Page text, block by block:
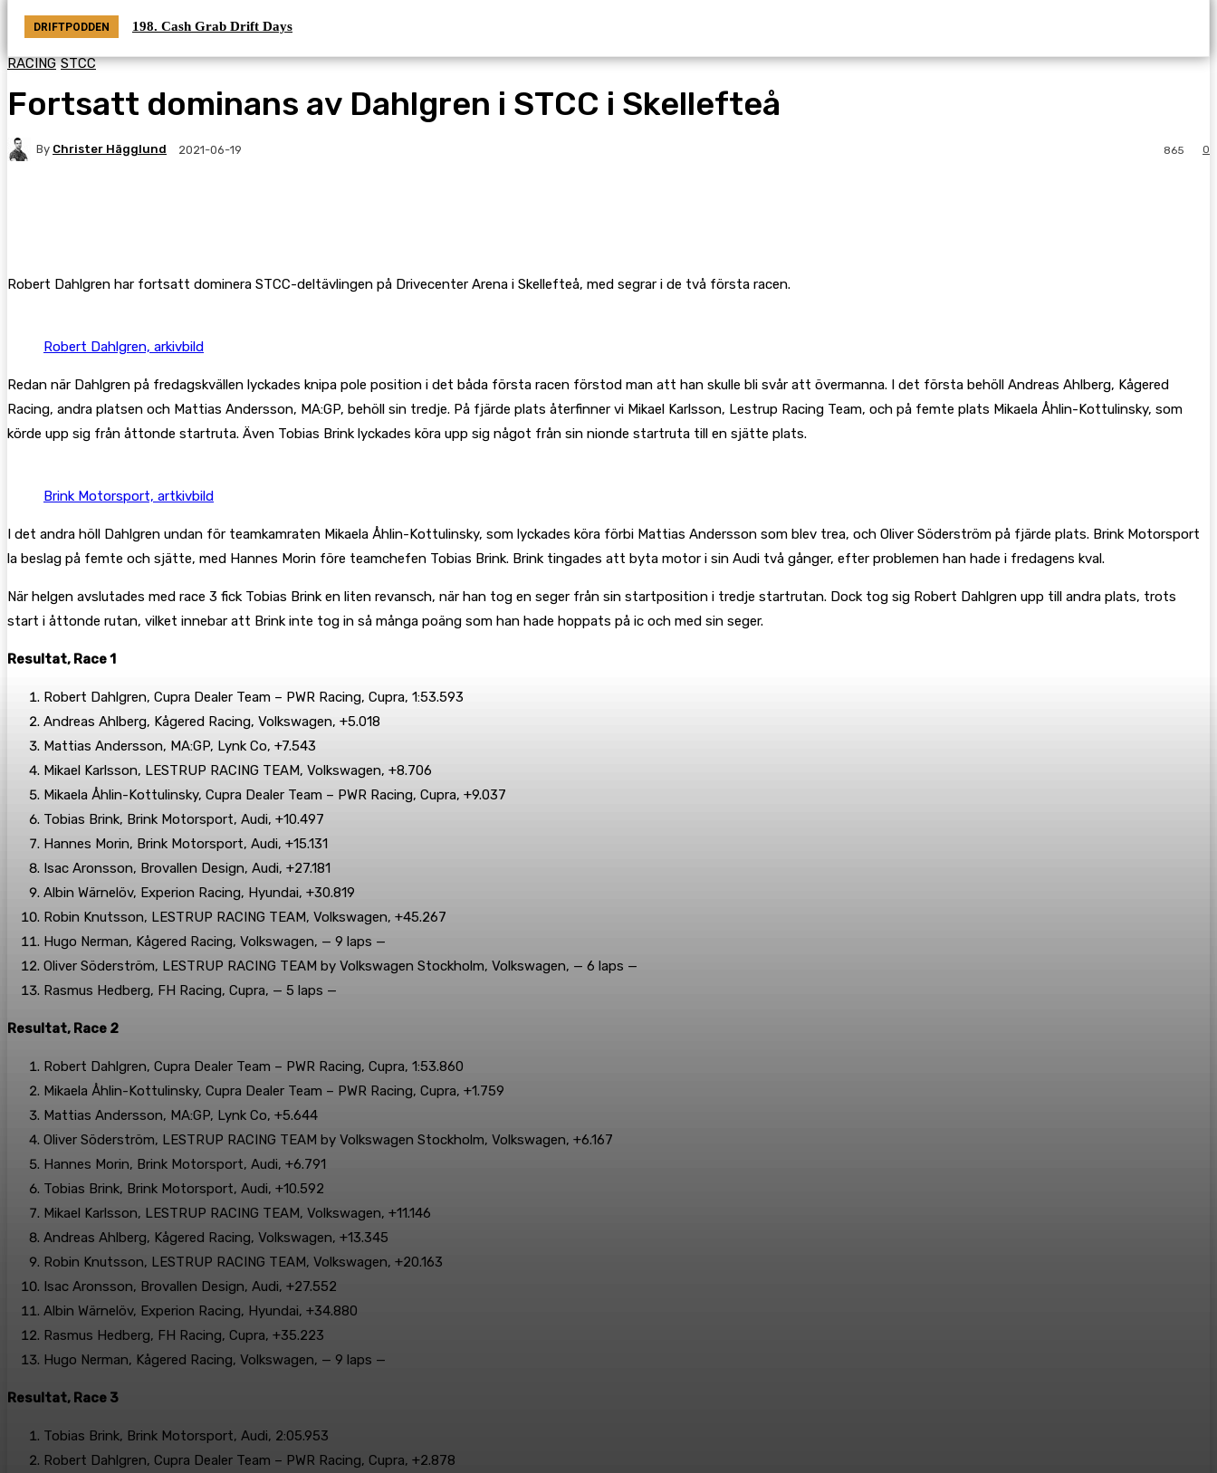
DRIFTPODDEN 198. Cash Grab Drift Days
RACING STCC
Fortsatt dominans av Dahlgren i STCC i Skellefteå
By Christer Hägglund 2021-06-19 0
865
Robert Dahlgren har fortsatt dominera STCC-deltävlingen på Drivecenter Arena i Skellefteå, med segrar i de två första racen.
Robert Dahlgren, arkivbild
Redan när Dahlgren på fredagskvällen lyckades knipa pole position i det båda första racen förstod man att han skulle bli svår att övermanna. I det första behöll Andreas Ahlberg, Kågered
Racing, andra platsen och Mattias Andersson, MA:GP, behöll sin tredje. På fjärde plats återfinner vi Mikael Karlsson, Lestrup Racing Team, och på femte plats Mikaela Åhlin-Kottulinsky, som
körde upp sig från åttonde startruta. Även Tobias Brink lyckades köra upp sig något från sin nionde startruta till en sjätte plats.
Brink Motorsport, artkivbild
I det andra höll Dahlgren undan för teamkamraten Mikaela Åhlin-Kottulinsky, som lyckades köra förbi Mattias Andersson som blev trea, och Oliver Söderström på fjärde plats. Brink Motorsport
la beslag på femte och sjätte, med Hannes Morin före teamchefen Tobias Brink. Brink tingades att byta motor i sin Audi två gånger, efter problemen han hade i fredagens kval.
När helgen avslutades med race 3 fick Tobias Brink en liten revansch, när han tog en seger från sin startposition i tredje startrutan. Dock tog sig Robert Dahlgren upp till andra plats, trots
start i åttonde rutan, vilket innebar att Brink inte tog in så många poäng som han hade hoppats på ic och med sin seger.
Resultat, Race 1
Robert Dahlgren, Cupra Dealer Team – PWR Racing, Cupra, 1:53.593
Andreas Ahlberg, Kågered Racing, Volkswagen, +5.018
Mattias Andersson, MA:GP, Lynk Co, +7.543
Mikael Karlsson, LESTRUP RACING TEAM, Volkswagen, +8.706
Mikaela Åhlin-Kottulinsky, Cupra Dealer Team – PWR Racing, Cupra, +9.037
Tobias Brink, Brink Motorsport, Audi, +10.497
Hannes Morin, Brink Motorsport, Audi, +15.131
Isac Aronsson, Brovallen Design, Audi, +27.181
Albin Wärnelöv, Experion Racing, Hyundai, +30.819
Robin Knutsson, LESTRUP RACING TEAM, Volkswagen, +45.267
Hugo Nerman, Kågered Racing, Volkswagen, — 9 laps —
Oliver Söderström, LESTRUP RACING TEAM by Volkswagen Stockholm, Volkswagen, — 6 laps —
Rasmus Hedberg, FH Racing, Cupra, — 5 laps —
Resultat, Race 2
Robert Dahlgren, Cupra Dealer Team – PWR Racing, Cupra, 1:53.860
Mikaela Åhlin-Kottulinsky, Cupra Dealer Team – PWR Racing, Cupra, +1.759
Mattias Andersson, MA:GP, Lynk Co, +5.644
Oliver Söderström, LESTRUP RACING TEAM by Volkswagen Stockholm, Volkswagen, +6.167
Hannes Morin, Brink Motorsport, Audi, +6.791
Tobias Brink, Brink Motorsport, Audi, +10.592
Mikael Karlsson, LESTRUP RACING TEAM, Volkswagen, +11.146
Andreas Ahlberg, Kågered Racing, Volkswagen, +13.345
Robin Knutsson, LESTRUP RACING TEAM, Volkswagen, +20.163
Isac Aronsson, Brovallen Design, Audi, +27.552
Albin Wärnelöv, Experion Racing, Hyundai, +34.880
Rasmus Hedberg, FH Racing, Cupra, +35.223
Hugo Nerman, Kågered Racing, Volkswagen, — 9 laps —
Resultat, Race 3
Tobias Brink, Brink Motorsport, Audi, 2:05.953
Robert Dahlgren, Cupra Dealer Team – PWR Racing, Cupra, +2.878